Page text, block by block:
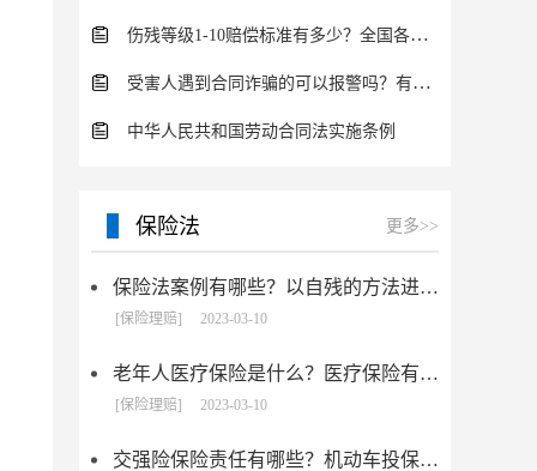
伤残等级1-10赔偿标准有多少？全国各省市工伤伤残赔偿标准
受害人遇到合同诈骗的可以报警吗？有哪些法律依据？
中华人民共和国劳动合同法实施条例
保险法 更多>>
保险法案例有哪些？以自残的方法进行保险诈骗该怎么认定？
[保险理赔] 2023-03-10
老年人医疗保险是什么？医疗保险有几种？
[保险理赔] 2023-03-10
交强险保险责任有哪些？机动车投保有哪些注意事项?